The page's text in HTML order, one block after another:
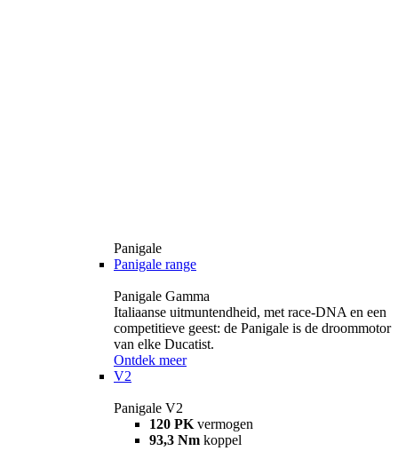
Panigale
Panigale range
Panigale Gamma
Italiaanse uitmuntendheid, met race-DNA en een
competitieve geest: de Panigale is de droommotor
van elke Ducatist.
Ontdek meer
V2
Panigale V2
120 PK vermogen
93,3 Nm koppel